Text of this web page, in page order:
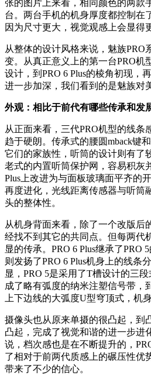
张的图片上来看，相同颜色的两款
台。两台手机的机身厚度都控制在
因为尺寸更大，视觉观感上会显得
从整体的设计风格来说，魅族PRO
变。从真正意义上的第一台PRO机
设计，到PRO 6 Plus的棱角初现，
进一步加深，我们看到的是魅族对
外观：相比于前代有哪些传承和发
从正面来看，三代PRO机型的线条
趋于硬朗。传承式的腰圆mback键
它们的家族性，听筒的设计则有了
老式的内置听筒保护网，容易积灰
Plus上改进为与面板玻璃面平齐的
再度进化，光线距离传感器与听筒
头的整体性。
从机身背面来看，除了一个改版后
经找不到其它的共同点。但每两代
显的传承。PRO 6 Plus继承了PRO
则发扬了PRO 6 Plus机身上的线条
显，PRO 5是采用了T槽设计的三段
成了略有弧度的纳米注塑信号带，
上下边线的大弧度U型穹顶式，机
摄像头也从原来单摄的很凸起，到
凸起，完成了视觉和谐的进一步进
说，档次感也是在不断提升的，
了相对于前两代质感上的碾压性优
带来了不少的信心。